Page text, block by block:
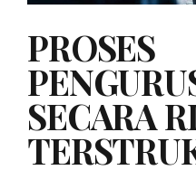
PROSES
SECARA